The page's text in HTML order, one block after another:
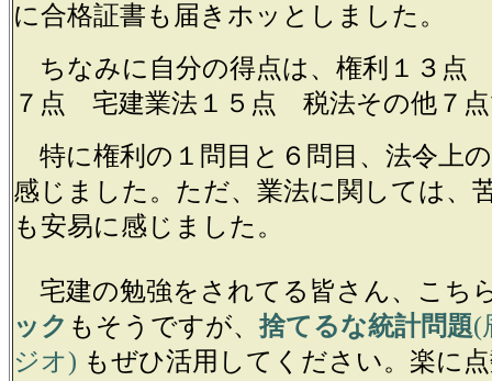
に合格証書も届きホッとしました。
ちなみに自分の得点は、権利１３点
７点 宅建業法１５点 税法その他７
特に権利の１問目と６問目、法令上
感じました。ただ、業法に関しては、
も安易に感じました。
宅建の勉強をされてる皆さん、こち
ック もそうですが、 捨てるな統計問題(
ジオ) もぜひ活用してください。楽に